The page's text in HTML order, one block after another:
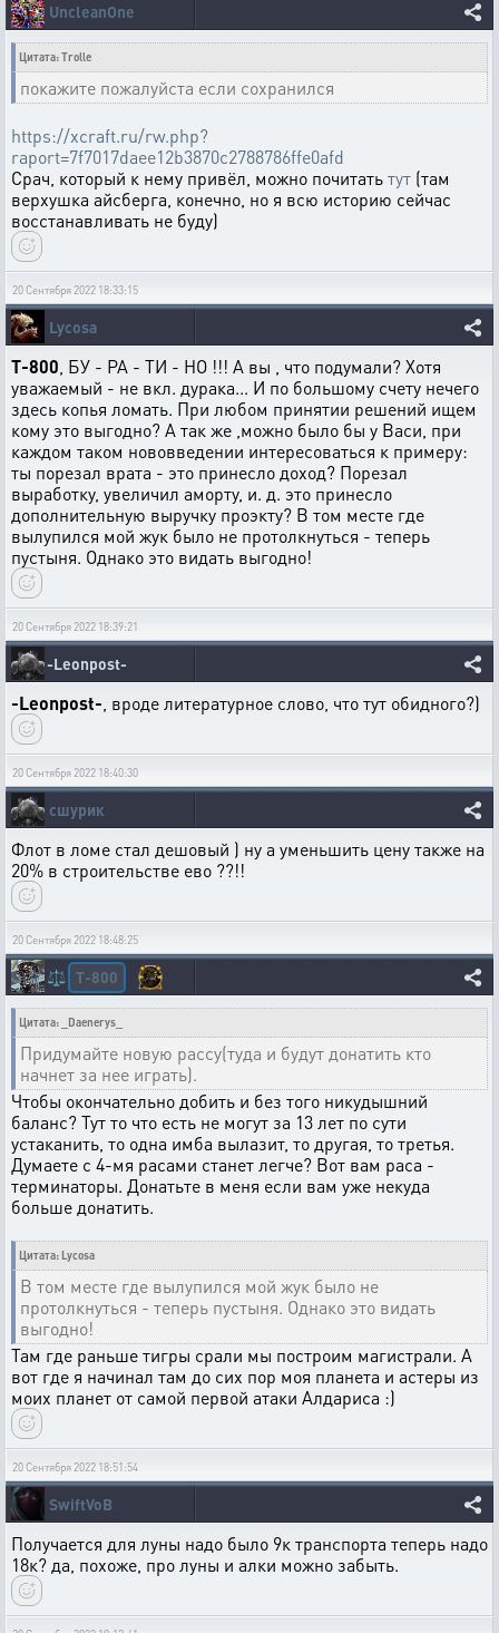
UncleanOne
Цитата: Trolle
покажите пожалуйста если сохранился
https://xcraft.ru/rw.php?
raport=7f7017daee12b3870c2788786ffe0afd
Срач, который к нему привёл, можно почитатьтут (там
верхушка айсберга, конечно, но я всю историю сейчас
восстанавливать не буду)
20 Сентября 2022 18:33:15
Lycosa
T-800 , БУ - РА - ТИ - НО !!! А вы , что подумали? Хотя
уважаемый - не вкл. дурака... И по большому счету нечего
здесь копья ломать. При любом принятии решений ищем
кому это выгодно? А так же ,можно было бы у Васи, при
каждом таком нововведении интересоваться к примеру:
ты порезал врата - это принесло доход? Порезал
выработку, увеличил аморту, и. д. это принесло
дополнительную выручку проэкту? В том месте где
вылупился мой жук было не протолкнуться - теперь
пустыня. Однако это видать выгодно!
20 Сентября 2022 18:39:21
-Leonpost-
-Leonpost- , вроде литературное слово, что тут обидного?)
20 Сентября 2022 18:40:30
сшурик
Флот в ломе стал дешовый ) ну а уменьшить цену также на
20% в строительстве ево ??!!
20 Сентября 2022 18:48:25
⚖️ T-800
Цитата: _Daenerys_
Придумайте новую рассу(туда и будут донатить кто
начнет за нее играть).
Чтобы окончательно добить и без того никудышний
баланс? Тут то что есть не могут за 13 лет по сути
устаканить, то одна имба вылазит, то другая, то третья.
Думаете с 4-мя расами станет легче? Вот вам раса -
терминаторы. Донатьте в меня если вам уже некуда
больше донатить.
Цитата: Lycosa
В том месте где вылупился мой жук было не
протолкнуться - теперь пустыня. Однако это видать
выгодно!
Там где раньше тигры срали мы построим магистрали. А
вот где я начинал там до сих пор моя планета и астеры из
моих планет от самой первой атаки Алдариса :)
20 Сентября 2022 18:51:54
SwiftVoB
Получается для луны надо было 9к транспорта теперь надо
18к? да, похоже, про луны и алки можно забыть.